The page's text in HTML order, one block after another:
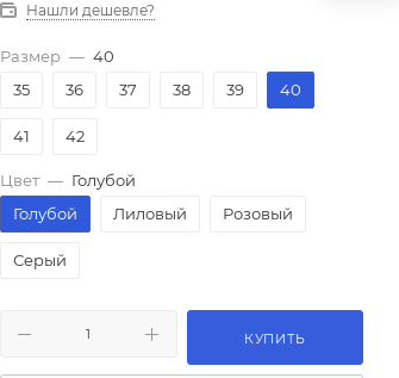
Нашли дешевле?
Размер — 40
35
36 37 38 39 40
41 42
Цвет — Голубой
Голубой
Лиловый Розовый
Серый
КУПИТЬ